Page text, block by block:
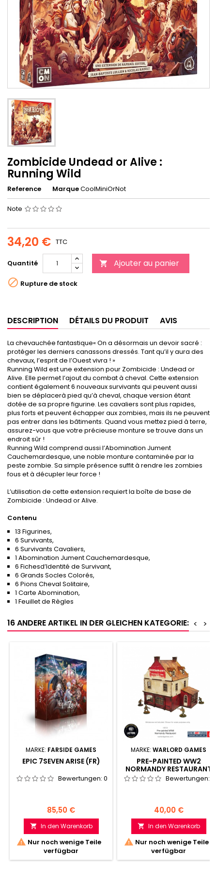
Zombicide Undead or Alive :
Running Wild
Reference MarqueCoolMiniOrNot
Note
34,20 € TTC
Quantité  Ajouter au panier
 Rupture de stock
DESCRIPTION DÉTAILS DU PRODUIT AVIS
La chevauchée fantastique« On a désormais un devoir sacré :
protéger les derniers canassons dressés. Tant qu’il y aura des
chevaux, l’esprit de l’Ouest vivra ! »
Running Wild est une extension pour Zombicide : Undead or
Alive. Elle permet l’ajout du combat à cheval. Cette extension
contient également 6 nouveaux survivants qui peuvent aussi
bien se déplacerà pied qu’à cheval, chaque version étant
dotée de sa propre figurine. Les cavaliers sont plus rapides,
plus forts et peuvent échapper aux zombies, mais ils ne peuvent
pas entrer dans les bâtiments. Quand vous mettez pied à terre,
assurez-vous que votre précieuse monture se trouve dans un
endroit sûr !
Running Wild comprend aussi l’Abomination Jument
Cauchemardesque, une noble monture contaminée par la
peste zombie. Sa simple présence suffit à rendre les zombies
fous et à décupler leur force !
L’utilisation de cette extension requiert la boîte de base de
Zombicide : Undead or Alive.
Contenu
13 Figurines,
6 Survivants,
6 Survivants Cavaliers,
1 Abomination Jument Cauchemardesque,
6 Fichesd’Identité de Survivant,
6 Grands Socles Colorés,
6 Pions Cheval Solitaire,
1 Carte Abomination,
1 Feuillet de Règles
16 ANDERE ARTIKEL IN DER GLEICHEN KATEGORIE: >
<
MARKE: FARSIDE GAMES
EPIC 7SEVEN ARISE (FR)
Bewertungen: 0
Preis
85,50 €
 In den Warenkorb
 Nur noch wenige Teile
verfügbar
MARKE: WARLORD GAMES
PRE-PAINTED WW2
NORMANDY RESTAURANT
Bewertungen:
Preis
40,00 €
 In den Warenkorb
 Nur noch wenige Teile
verfügbar